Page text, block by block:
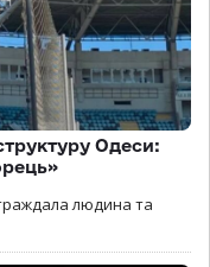
Одеси:
людина та